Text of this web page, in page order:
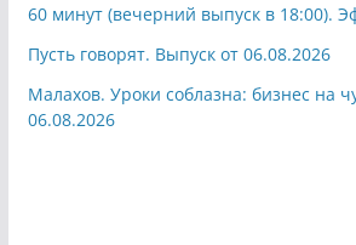
60 минут (вечерний выпуск в 18:00).
Пусть говорят. Выпуск от 06.08.2026
Малахов. Уроки соблазна: бизнес на
06.08.2026